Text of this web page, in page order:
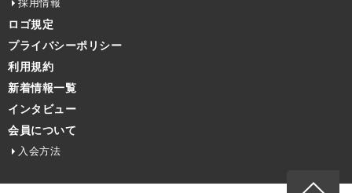
採用情報
ロゴ規定
プライバシーポリシー
利用規約
新着情報一覧
インタビュー
会員について
入会方法